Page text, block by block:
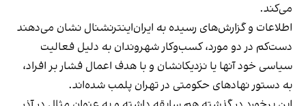
می‌کند.
اطلاعات و گزارش‌های رسیده به ایران‌اینترنشنال نشان می‌دهند
دست‌کم در دو مورد، کسب‌وکار شهروندان به دلیل فعالیت
سیاسی خود آنها یا نزدیکانشان و با هدف اعمال فشار بر افراد،
به دستور نهادهای حکومتی در تهران پلمب شده‌اند.